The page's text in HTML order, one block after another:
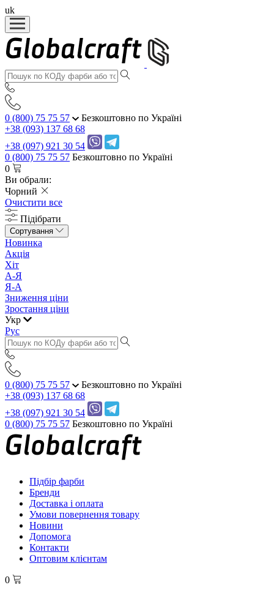
uk
0 (800) 75 75 57
Безкоштовно по Україні
+38 (093) 137 68 68
+38 (097) 921 30 54
0 (800) 75 75 57 Безкоштовно по Україні
0
Ви обрали:
Чорний
Очистити все
Підібрати
Сортування
Новинка
Акція
Хіт
А-Я
Я-А
Зниження ціни
Зростання ціни
Укр
Рус
0 (800) 75 75 57
Безкоштовно по Україні
+38 (093) 137 68 68
+38 (097) 921 30 54
0 (800) 75 75 57 Безкоштовно по Україні
Підбір фарби
Бренди
Доставка і оплата
Умови повернення товару
Новини
Допомога
Контакти
Оптовим клієнтам
0